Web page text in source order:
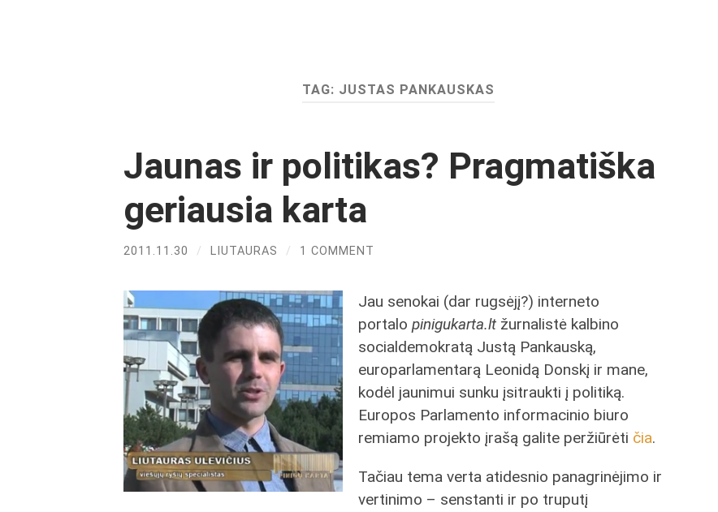
TAG: JUSTAS PANKAUSKAS
Jaunas ir politikas? Pragmatiška
geriausia karta
2011.11.30 / LIUTAURAS / 1 COMMENT
Jau senokai (dar rugsėjį?) interneto
portalopinigukarta.lt žurnalistė kalbino
socialdemokratą Justą Pankauską,
europarlamentarą Leonidą Donskį ir mane,
kodėl jaunimui sunku įsitraukti į politiką.
Europos Parlamento informacinio biuro
remiamo projekto įrašą galite peržiūrėti čia.
Tačiau tema verta atidesnio panagrinėjimo ir
vertinimo – senstanti ir po truputį